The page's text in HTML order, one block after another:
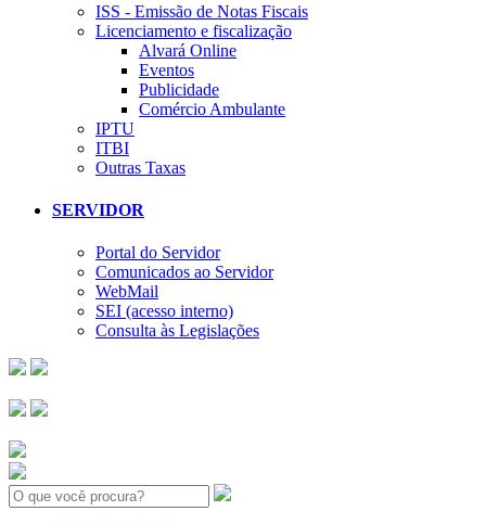
ISS - Emissão de Notas Fiscais
Licenciamento e fiscalização
Alvará Online
Eventos
Publicidade
Comércio Ambulante
IPTU
ITBI
Outras Taxas
SERVIDOR
Portal do Servidor
Comunicados ao Servidor
WebMail
SEI (acesso interno)
Consulta às Legislações
Search: